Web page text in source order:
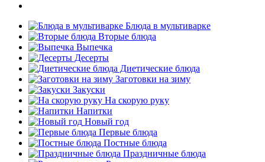
Блюда в мультиварке
Вторые блюда
Выпечка
Десерты
Диетические блюда
Заготовки на зиму
Закуски
На скорую руку
Напитки
Новый год
Первые блюда
Постные блюда
Праздничные блюда